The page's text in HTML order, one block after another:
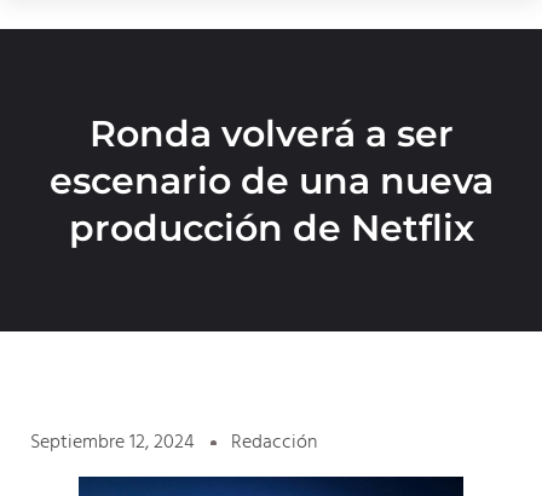
Ronda volverá a ser
escenario de una nueva
producción de Netflix
Septiembre 12, 2024 Redacción